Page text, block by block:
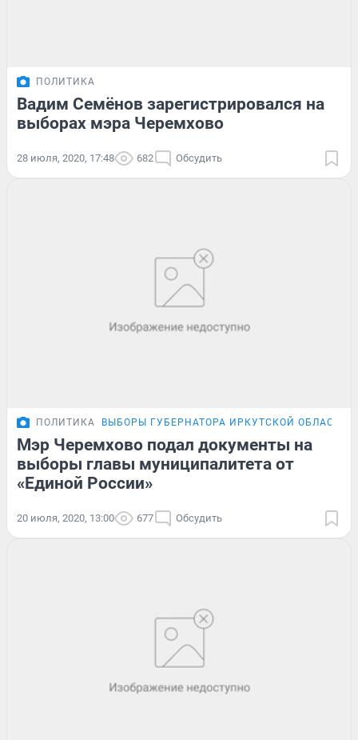
ПОЛИТИКА
Вадим Семёнов зарегистрировался на
выборах мэра Черемхово
28 июля, 2020, 17:48 682 Обсудить
ПОЛИТИКА ВЫБОРЫ ГУБЕРНАТОРА ИРКУТСКОЙ ОБЛАСТИ
Мэр Черемхово подал документы на
выборы главы муниципалитета от
«Единой России»
20 июля, 2020, 13:00 677 Обсудить